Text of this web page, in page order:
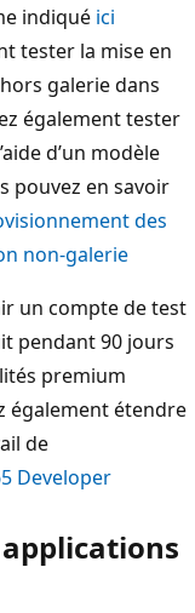
indiqué ici
tester la mise en
galerie dans
également tester
d’un modèle
pouvez en savoir
des
non-galerie
un compte de test
pendant 90 jours
premium
également étendre
de
Developer